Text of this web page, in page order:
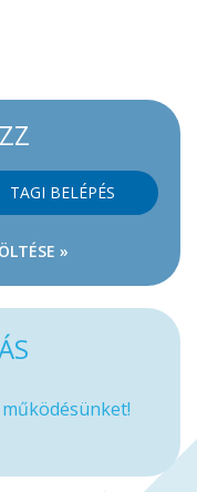
TAGI BELÉPÉS
»